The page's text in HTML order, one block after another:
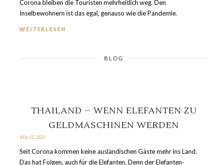
Corona bleiben die Touristen mehrheitlich weg. Den
Inselbewohnern ist das egal, genauso wie die Pandemie.
WEITERLESEN
BLOG
THAILAND – WENN ELEFANTEN ZU
GELDMASCHINEN WERDEN
Mai 12, 2021
Seit Corona kommen keine ausländischen Gäste mehr ins Land.
Das hat Folgen, auch für die Elefanten. Denn der Elefanten-